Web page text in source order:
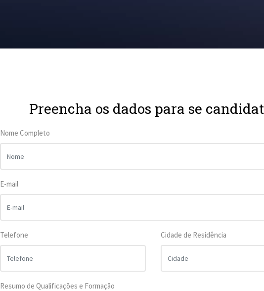
Preencha os dados para se
Nome Completo
E-mail
Telefone Cidade de Residência
Resumo de Qualificações e Formação